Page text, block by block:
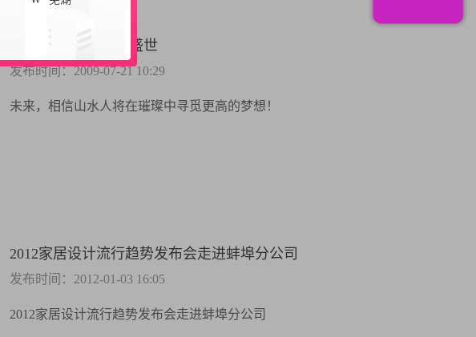
盛饰展 展七年辉煌盛世
发布时间：2009-07-21 10:29
未来，相信山水人将在璀璨中寻觅更高的梦想！
2012家居设计流行趋势发布会走进蚌埠分公司
发布时间：2012-01-03 16:05
2012家居设计流行趋势发布会走进蚌埠分公司